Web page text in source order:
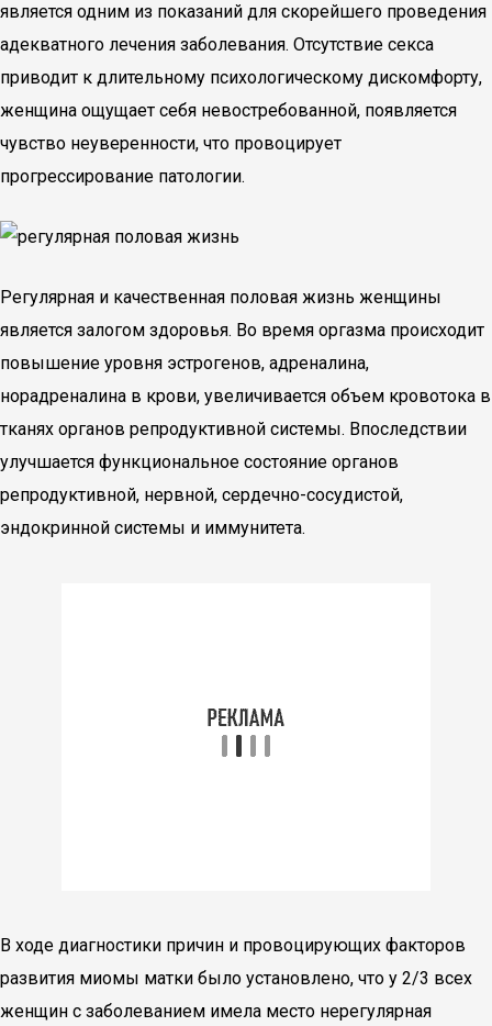
является одним из показаний для скорейшего проведения
адекватного лечения заболевания. Отсутствие секса
приводит к длительному психологическому дискомфорту,
женщина ощущает себя невостребованной, появляется
чувство неуверенности, что провоцирует
прогрессирование патологии.
Регулярная и качественная половая жизнь женщины
является залогом здоровья. Во время оргазма происходит
повышение уровня эстрогенов, адреналина,
норадреналина в крови, увеличивается объем кровотока в
тканях органов репродуктивной системы. Впоследствии
улучшается функциональное состояние органов
репродуктивной, нервной, сердечно-сосудистой,
эндокринной системы и иммунитета.
В ходе диагностики причин и провоцирующих факторов
развития миомы матки было установлено, что у 2/3 всех
женщин с заболеванием имела место нерегулярная